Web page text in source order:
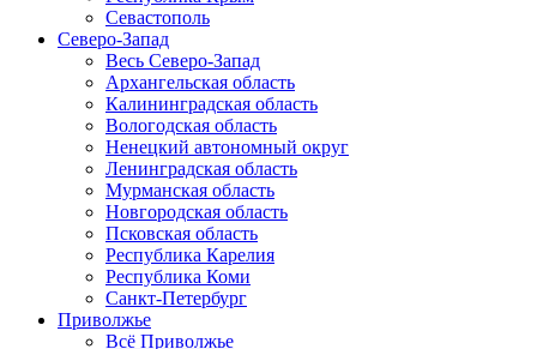
Севастополь
Северо-Запад
Весь Северо-Запад
Архангельская область
Калининградская область
Вологодская область
Ненецкий автономный округ
Ленинградская область
Мурманская область
Новгородская область
Псковская область
Республика Карелия
Республика Коми
Санкт-Петербург
Приволжье
Всё Приволжье